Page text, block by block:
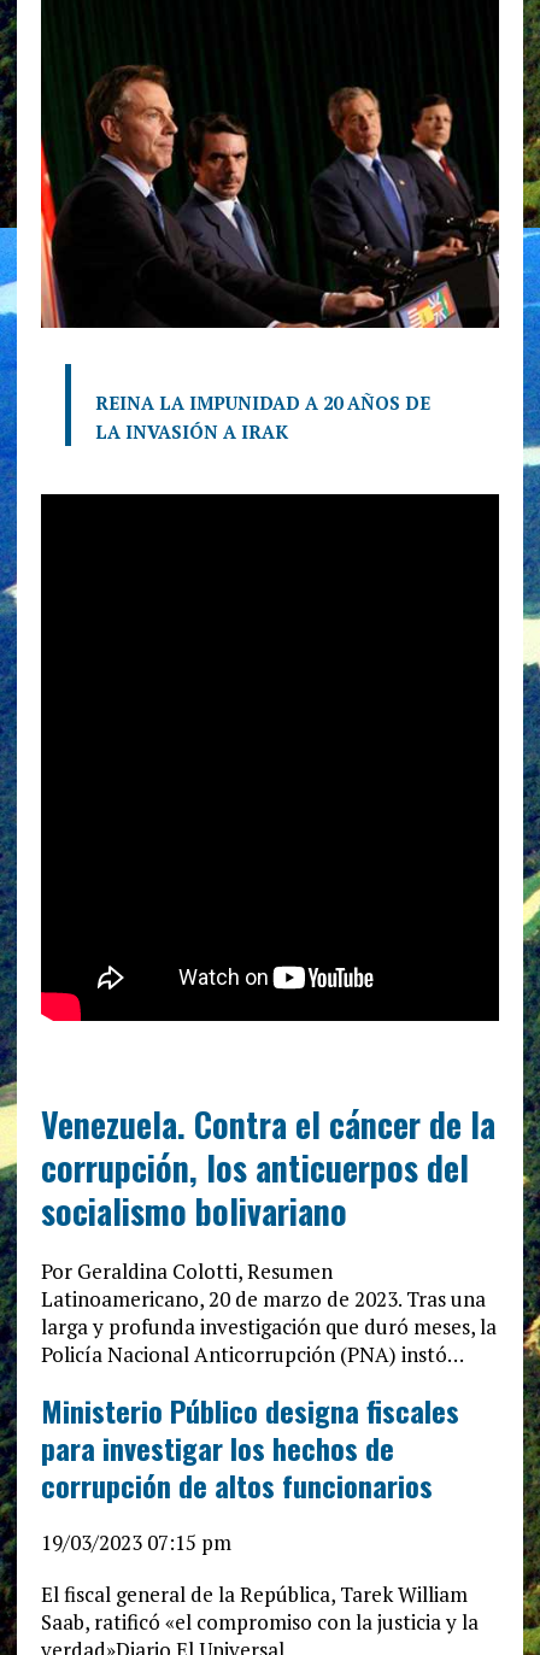
REINA LA IMPUNIDAD A 20 AÑOS DE
LA INVASIÓN A IRAK
Venezuela. Contra el cáncer de la
corrupción, los anticuerpos del
socialismo bolivariano
Por Geraldina Colotti, Resumen
Latinoamericano, 20 de marzo de 2023. Tras una
larga y profunda investigación que duró meses, la
Policía Nacional Anticorrupción (PNA) instó…
Ministerio Público designa fiscales
para investigar los hechos de
corrupción de altos funcionarios
19/03/2023 07:15 pm
El fiscal general de la República, Tarek William
Saab, ratificó «el compromiso con la justicia y la